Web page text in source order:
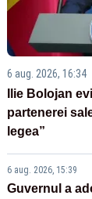
6 aug. 2026, 16:34
Ilie Bolojan
partenerei
legea”
6 aug. 2026, 15:39
Guvernul a